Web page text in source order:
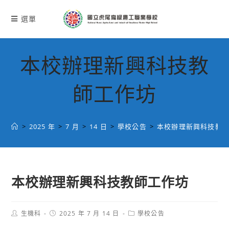
選單
本校辦理新興科技教
師工作坊
> 2025 年 > 7 月 > 14 日 > 學校公告 > 本校辦理新興科技教
本校辦理新興科技教師工作坊
Post生機科
Post2025 年 7 月 14 日
Post學校公告